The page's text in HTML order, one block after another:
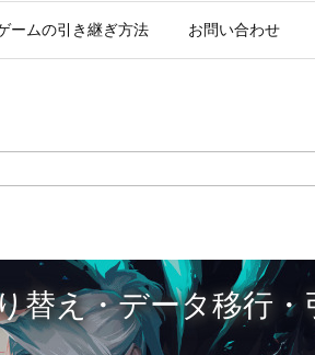
ームの引き継ぎ方法 お問い合わせ
替え・データ移行